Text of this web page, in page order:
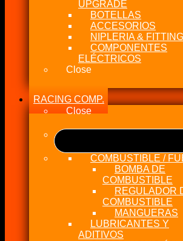
UPGRADE
BOTELLAS
ACCESORIOS
NIPLERIA & FITTING
COMPONENTES
ELÉCTRICOS
Close
RACING COMP.
Close
COMBUSTIBLE /
BOMBA DE
COMBUSTIBLE
REGULADOR
COMBUSTIBLE
MANGUERAS
LUBRICANTES Y
ADITIVOS